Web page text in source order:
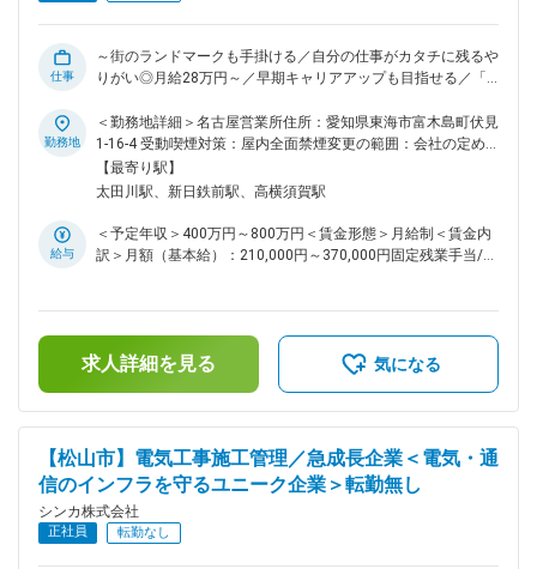
です。平成13年までは、インフラ・通信基盤構築部門、ソリ
ューション事業部の2本柱で事業を展開していましたが、平成
験、強みを活かすことができる分野として電気工事事業に着手
し、3事業で構成する現在のシンカの形ができあがりました。
変更の範囲：会社の定める業務
仕事
～街のランドマークも手掛ける／自分の仕事がカタチに残るや
りがい◎月給28万円～／早期キャリアアップも目指せる／「関
ゼネコンなどが取引先となり、まずは既存取引先の引継ぎから
スタートしていただきます。「売る」のではなく「関係性をつ
くる」営業スタイルです。 ■具体的には： ◇取引先へ電話…当
社でお手伝いできる案件はないかを聞き、ニーズがあればヒア
し、見積もりを作成してご提案します。 ◇受注後は工事部門へ
依頼…当社には高い技術力を持った職人が多く、褒めていただ
用電機設備 ・ビル管理システム ・監視カメラセキュリティ
など ※料金帯は5,000円～1億円まで多彩で、工事内容も多岐に
わたるため営業としても提案しやすい環境です。 ■入社後の流
れ： ◇入社後1週間／座学研修…会社や安全面についてなど、
事の基礎を学ぶ…どのような施工をするのか、先輩と一緒に現
場に行って理解していっていただきます。 ◇独り立ち…半年後
には発注～完成までの一連の流れが分かるようになります。 ■
配属先について： ほとんどが中途入社で、20～30代も活躍中
です。部署問わず仲の良い社風なので、メンバーの中には飲み
会をしたり、ゴルフを楽しんだりする社員もいます。 さらに
勤務地
＜勤務地詳細＞名古屋営業所住所：愛知県東海市富木島町伏見
1-16-4 受動喫煙対策：屋内全面禁煙変更の範囲：会社の定め
る事業所
【最寄り駅】
太田川駅、新日鉄前駅、高横須賀駅
給与
＜予定年収＞400万円～800万円＜賃金形態＞月給制＜賃金内
訳＞月額（基本給）：210,000円～370,000円固定残業手当/
＜給与補足＞上記予定年収はこれまでのご経験・年齢・スキル
などを考慮の上で最終決定いたします。■賞与：年2回（7月・
12月／昨年度実績：3ヶ月分）■昇給：年1回（4月）賃金はあ
ります。月給(月額)は固定手当を含めた表記です。
求人詳細を見る 気になる
【松山市】電気工事施工管理／急成長企業＜電気・通
信のインフラを守るユニーク企業＞転勤無し
シンカ株式会社
正社員 転勤なし